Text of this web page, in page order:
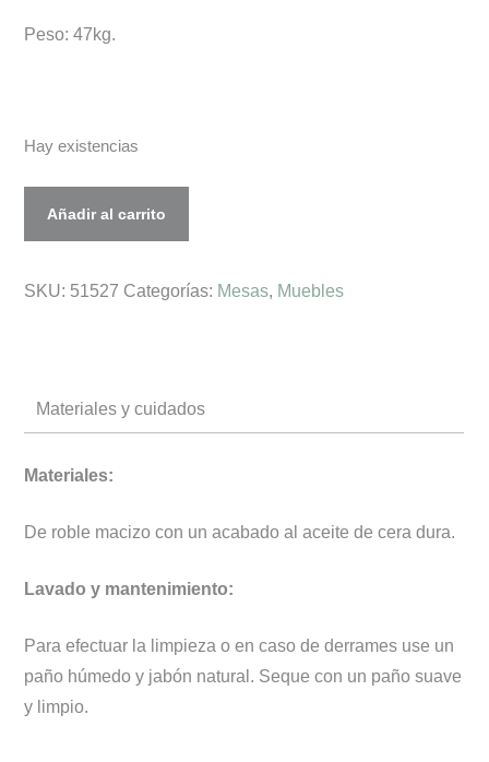
Peso: 47kg.
Hay existencias
cantidad
Añadir al carrito
SKU: 51527 Categorías: Mesas, Muebles
Materiales y cuidados
Materiales:
De roble macizo con un acabado al aceite de cera dura.
Lavado y mantenimiento:
Para efectuar la limpieza o en caso de derrames use un
paño húmedo y jabón natural. Seque con un paño suave
y limpio.